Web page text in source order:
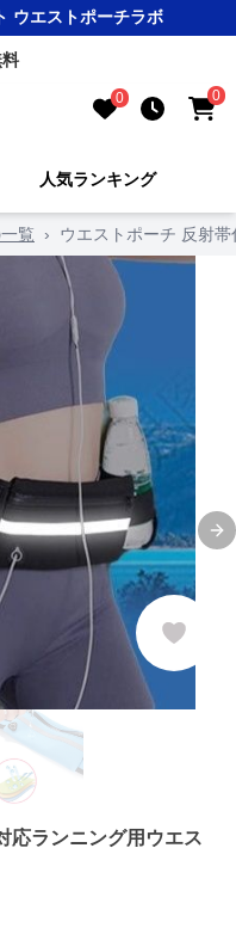
ウエストポーチラボ
0 0
人気ランキング
覧 › ウエストポーチ 反射
応ランニング用ウエス